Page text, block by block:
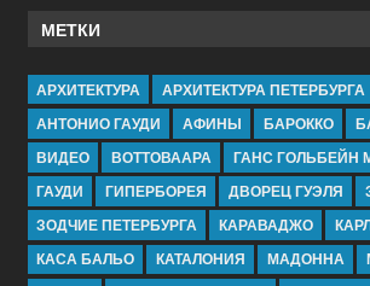
МЕТКИ
АРХИТЕКТУРА
АРХИТЕКТУРА ПЕТЕРБУРГА
АНТОНИО ГАУДИ
АФИНЫ БАРОККО
ВИДЕО
ВОТТОВААРА
ГАНС ГОЛЬБЕЙН
ГАУДИ
ГИПЕРБОРЕЯ ДВОРЕЦ ГУЭЛЯ
ЗОДЧИЕ ПЕТЕРБУРГА
КАРАВАДЖО
КАСА БАЛЬО
КАТАЛОНИЯ МАДОННА